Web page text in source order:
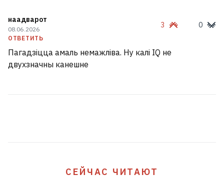
наадварот
08.06.2026
ОТВЕТИТЬ
3 0
Пагадзіцца амаль немажліва. Ну калі IQ не
двухзначны канешне
СЕЙЧАС ЧИТАЮТ
пришли пикетировать